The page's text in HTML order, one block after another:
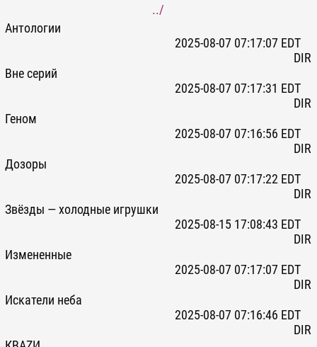
../
Антологии
2025-08-07 07:17:07 EDT
DIR
Вне серий
2025-08-07 07:17:31 EDT
DIR
Геном
2025-08-07 07:16:56 EDT
DIR
Дозоры
2025-08-07 07:17:22 EDT
DIR
Звёзды — холодные игрушки
2025-08-15 17:08:43 EDT
DIR
Измененные
2025-08-07 07:17:07 EDT
DIR
Искатели неба
2025-08-07 07:16:46 EDT
DIR